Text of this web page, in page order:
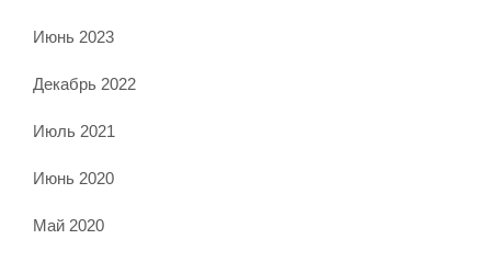
Июнь 2023
Декабрь 2022
Июль 2021
Июнь 2020
Май 2020